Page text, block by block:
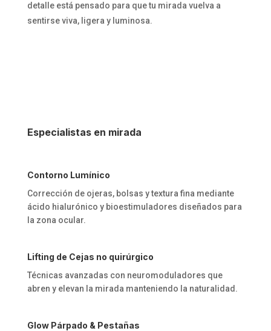
detalle está pensado para que tu mirada vuelva a
sentirse viva, ligera y luminosa.
Especialistas en mirada
Contorno Lumínico
Corrección de ojeras, bolsas y textura fina mediante
ácido hialurónico y bioestimuladores diseñados para
la zona ocular.
Lifting de Cejas no quirúrgico
Técnicas avanzadas con neuromoduladores que
abren y elevan la mirada manteniendo la naturalidad.
Glow Párpado & Pestañas